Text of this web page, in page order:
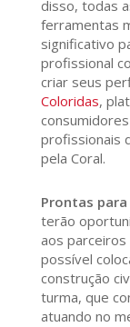
disso, todas
ferramentas
significativo
profissional
criar seus
Coloridas,
profissionais
pela Coral.
Prontas
terão
aos
possível
construção
turma, que
atuando no